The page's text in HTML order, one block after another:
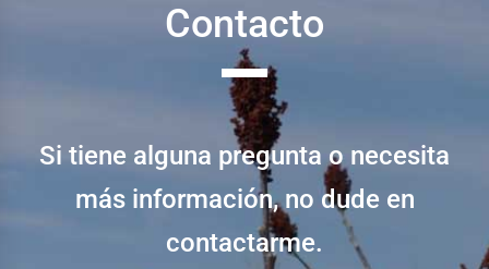
Contacto
Si tiene alguna pregunta o necesita
más información, no dude en
contactarme.